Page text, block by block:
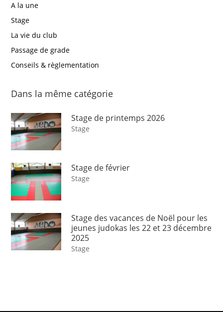
A la une
Stage
La vie du club
Passage de grade
Conseils & règlementation
Dans la même catégorie
Stage de printemps 2026
Stage
Stage de février
Stage
Stage des vacances de Noël pour les
jeunes judokas les 22 et 23 décembre
2025
Stage